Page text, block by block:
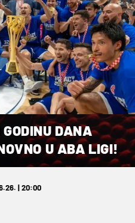
DANA
U ABA LIGI!
| 20:00